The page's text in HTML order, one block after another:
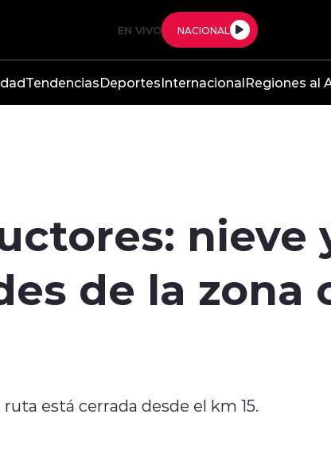
EN VIVO NACIONAL
TendenciasDeportesInternacionalRegiones al
nieve
de la zona
está cerrada desde el km 15.